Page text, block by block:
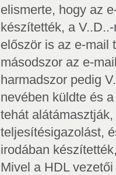
elismerte, hogy az
készítették, a
először is az e-mail
másodszor az e-
harmadszor pedig
nevében küldte és
tehát
teljesítésigazolást,
irodában
Mivel a HDL